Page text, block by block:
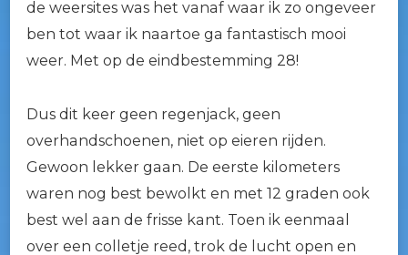
de weersites was het vanaf waar ik zo ongeveer
ben tot waar ik naartoe ga fantastisch mooi
weer. Met op de eindbestemming 28!
Dus dit keer geen regenjack, geen
overhandschoenen, niet op eieren rijden.
Gewoon lekker gaan. De eerste kilometers
waren nog best bewolkt en met 12 graden ook
best wel aan de frisse kant. Toen ik eenmaal
over een colletje reed, trok de lucht open en